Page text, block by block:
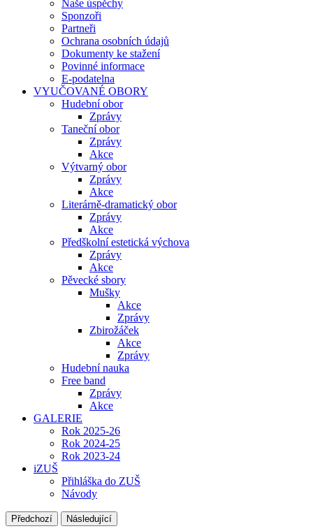
Naše úspěchy
Sponzoři
Partneři
Ochrana osobních údajů
Dokumenty ke stažení
Povinné informace
E-podatelna
VYUČOVANÉ OBORY
Hudební obor
Zprávy
Taneční obor
Zprávy
Akce
Výtvarný obor
Zprávy
Akce
Literárně-dramatický obor
Zprávy
Akce
Předškolní estetická výchova
Zprávy
Akce
Pěvecké sbory
Mušky
Akce
Zprávy
Zbirožáček
Akce
Zprávy
Hudební nauka
Free band
Zprávy
Akce
GALERIE
Rok 2025-26
Rok 2024-25
Rok 2023-24
iZUŠ
Přihláška do ZUŠ
Návody
Předchozí Následující